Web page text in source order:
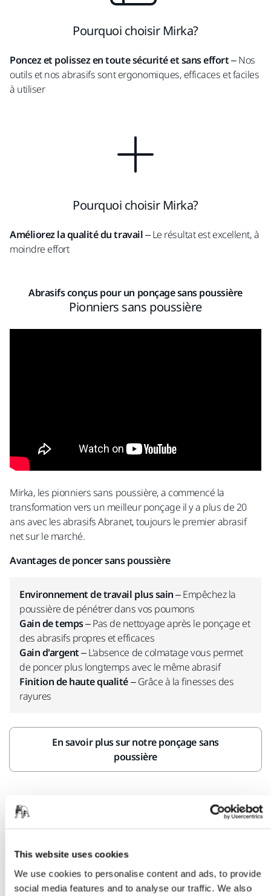
This website uses cookies
We use cookies to personalise content and ads, to provide
social media features and to analyse our traffic. We also
Pourquoi choisir Mirka?
Poncez et polissez en toute sécurité et sans effort– Nos
outils et nos abrasifs sont ergonomiques, efficaces et faciles
à utiliser
Pourquoi choisir Mirka?
Améliorez la qualité du travail– Le résultat est excellent, à
moindre effort
Abrasifs conçus pour un ponçage sans poussière
Pionniers sans poussière
Mirka, les pionniers sans poussière, a commencé la
transformation vers un meilleur ponçage il y a plus de 20
ans avec les abrasifs Abranet, toujours le premier abrasif
net sur le marché.
Avantages de poncer sans poussière
Environnement de travail plus sain– Empêchez la
poussière de pénétrer dans vos poumons
Gain de temps– Pas de nettoyage après le ponçage et
des abrasifs propres et efficaces
Gain d'argent– L'absence de colmatage vous permet
de poncer plus longtemps avec le même abrasif
Finition de haute qualité– Grâce à la finesses des
rayures
En savoir plus sur notre ponçage sans
poussière
Un meilleur choix pour vous et l'environnement
Polissage à base d'eau